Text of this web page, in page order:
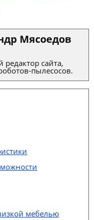
Мясоедов
сайта,
пылесосов.
мебелью